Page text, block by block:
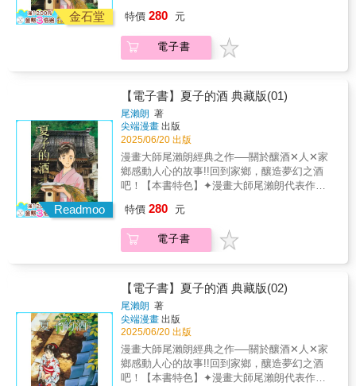
金石堂
劇集的經典釀酒之作！✦放大開本為25K，輕鬆
提升閱讀體驗，暢遊日本酒的世界✦收錄豪華
彩頁，重現尾瀨朗老師精美繪圖✦書末收錄由
男夢想釀造的日本第一的酒。他的話語深深烙
印在夏子心中，揮之不去。此時的夏子，剛踏
上廣告文案撰寫人的起點，參與一項重要的工
作。即便如此，她對釀酒的熱情依然炙熱難
捨，內心滿溢著對美酒的渴望與追求。於是，
夏子決定邁向更大的夢想！
特價 280 元
電子書
Readmoo
【電子書】夏子的酒 典藏版(01)
尾瀨朗 著
尖端漫畫 出版
2025/06/20 出版
漫畫大師尾瀨朗經典之作──關於釀酒✕人✕家
鄉感動人心的故事!!回到家鄉，釀造夢幻之酒
吧！【本書特色】✦漫畫大師尾瀨朗代表作，
劇集的經典釀酒之作！✦放大開本為25K，輕鬆
提升閱讀體驗，暢遊日本酒的世界✦收錄豪華
彩頁，重現尾瀨朗老師精美繪圖✦書末收錄由
男夢想釀造的日本第一的酒。他的話語深深烙
印在夏子心中，揮之不去。此時的夏子，剛踏
上廣告文案撰寫人的起點，參與一項重要的工
作。即便如此，她對釀酒的熱情依然炙熱難
捨，內心滿溢著對美酒的渴望與追求。於是，
夏子決定邁向更大的夢想！
特價 280 元
電子書
【電子書】夏子的酒 典藏版(02)
尾瀨朗 著
尖端漫畫 出版
2025/06/20 出版
漫畫大師尾瀨朗經典之作──關於釀酒✕人✕家
鄉感動人心的故事!!回到家鄉，釀造夢幻之酒
吧！【本書特色】✦漫畫大師尾瀨朗代表作，